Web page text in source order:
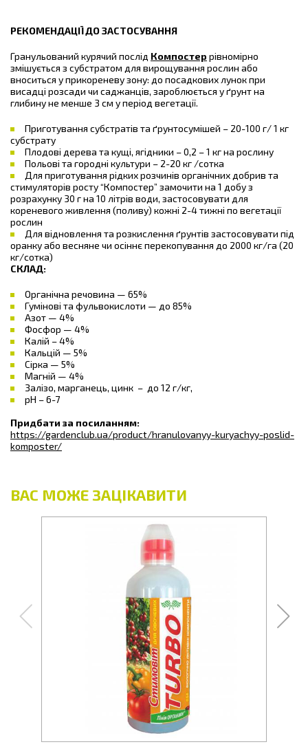
РЕКОМЕНДАЦІЇ ДО ЗАСТОСУВАННЯ
Гранульований курячий послід Компостер рівномірно
змішується з субстратом для вирощування рослин або
вноситься у прикореневу зону: до посадкових лунок при
висадці розсади чи саджанців, зароблюється у ґрунт на
глибину не менше 3 см у період вегетації.
Приготування субстратів та ґрунтосумішей – 20-100 г/ 1 кг
субстрату
Плодові дерева та кущі, ягідники – 0,2 – 1 кг на рослину
Польові та городні культури – 2-20 кг /сотка
Для приготування рідких розчинів органічних добрив та
стимуляторів росту “Компостер” замочити на 1 добу з
розрахунку 30 г на 10 літрів води, застосовувати для
кореневого живлення (поливу) кожні 2-4 тижні по вегетації
рослин
Для відновлення та розкислення ґрунтів застосовувати під
оранку або весняне чи осіннє перекопування до 2000 кг/га (20
кг/сотка)
СКЛАД:
Органічна речовина — 65%
Гумінові та фульвокислоти — до 85%
Азот — 4%
Фосфор — 4%
Калій – 4%
Кальцій — 5%
Сірка — 5%
Магній — 4%
Залізо, марганець, цинк – до 12 г/кг,
рН – 6-7
Придбати за посиланням:
https://gardenclub.ua/product/hranulovanyy-kuryachyy-poslid-
komposter/
ВАС МОЖЕ ЗАЦІКАВИТИ